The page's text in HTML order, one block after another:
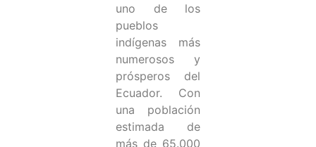
uno de los
pueblos
indígenas más
numerosos y
prósperos del
Ecuador. Con
una población
estimada de
más de 65.000